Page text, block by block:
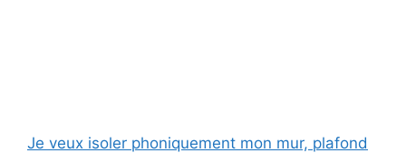
Je veux isoler phoniquement mon mur, plafond